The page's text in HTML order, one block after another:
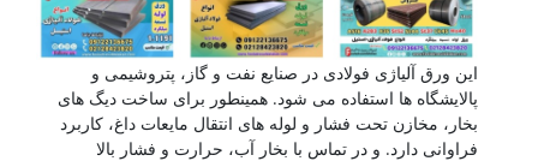
این ورق آلیاژی فولادی در صنایع نفت و گاز، پتروشیمی و
پالایشگاه ها استفاده می شود. همینطور برای ساخت دیگ های
بخار، مخازن تحت فشار و لوله های انتقال مایعات داغ، کاربرد
فراوانی دارد. و در تماس با بخار آب، حرارت و فشار بالا